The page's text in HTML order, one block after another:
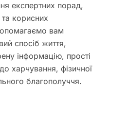
експертних порад,
та корисних
вам
спосіб життя,
інформацію, прості
харчування, фізичної
благополуччя.